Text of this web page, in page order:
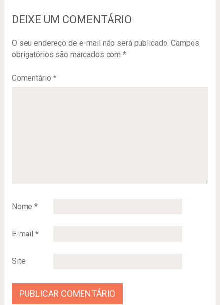
DEIXE UM COMENTÁRIO
O seu endereço de e-mail não será publicado. Campos
obrigatórios são marcados com *
Comentário *
Nome *
E-mail *
Site